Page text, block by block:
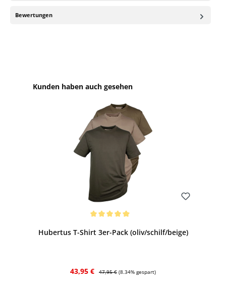
Bewertungen
Produktgalerie überspringen
Kunden haben auch gesehen
Hubertus T-Shirt 3er-Pack (oliv/schilf/beige)
Verkaufspreis:
43,95 € Regulärer Preis:
47,95 € (8.34% gespart)